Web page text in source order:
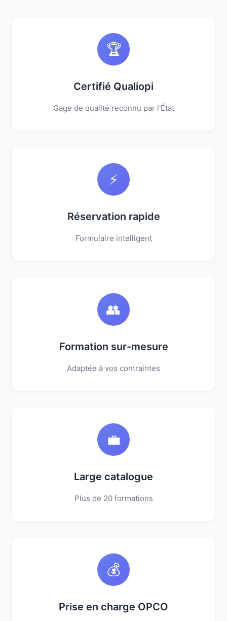
🏆
Certifié Qualiopi
Gage de qualité reconnu par l'État
⚡
Réservation rapide
Formulaire intelligent
👥
Formation sur-mesure
Adaptée à vos contraintes
💼
Large catalogue
Plus de 20 formations
💰
Prise en charge OPCO